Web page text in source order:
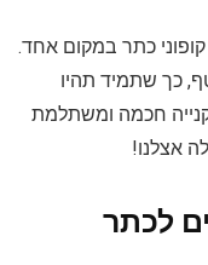
כתר במקום אחד.
כך שתמיד תהיו
חכמה ומשתלמת
אצלנו!
לכתר